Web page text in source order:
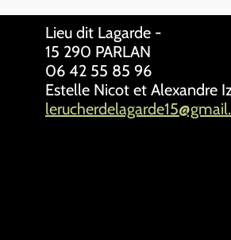
Lieu dit Lagarde -
15 290 PARLAN
06 42 55 85 96
Estelle Nicot et Alexandre
l